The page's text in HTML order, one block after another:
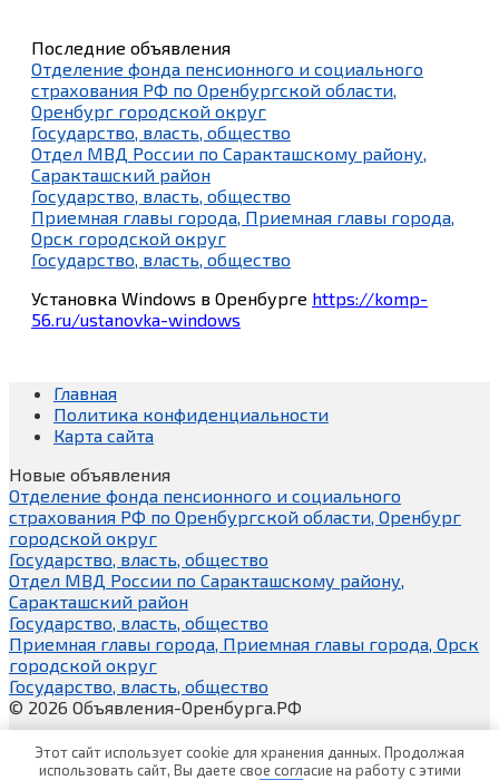
Последние объявления
Отделение фонда пенсионного и социального
страхования РФ по Оренбургской области,
Оренбург городской округ
Государство, власть, общество
Отдел МВД России по Саракташскому району,
Саракташский район
Государство, власть, общество
Приемная главы города, Приемная главы города,
Орск городской округ
Государство, власть, общество
Установка Windows в Оренбурге https://komp-
56.ru/ustanovka-windows
Главная
Политика конфиденциальности
Карта сайта
Новые объявления
Отделение фонда пенсионного и социального
страхования РФ по Оренбургской области, Оренбург
городской округ
Государство, власть, общество
Отдел МВД России по Саракташскому району,
Саракташский район
Государство, власть, общество
Приемная главы города, Приемная главы города, Орск
городской округ
Государство, власть, общество
© 2026 Объявления-Оренбурга.РФ
Этот сайт использует cookie для хранения данных. Продолжая
использовать сайт, Вы даете свое согласие на работу с этими